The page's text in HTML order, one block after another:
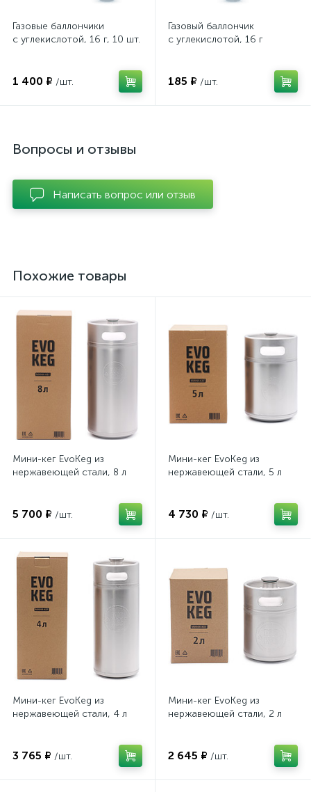
Газовые баллончики
с углекислотой, 16 г, 10 шт.
1 400 ₽ /шт.
Газовый баллончик
с углекислотой, 16 г
185 ₽ /шт.
Вопросы и отзывы
Написать вопрос или отзыв
Похожие товары
Мини-кег EvoKeg из
нержавеющей стали, 8 л
5 700 ₽ /шт.
Мини-кег EvoKeg из
нержавеющей стали, 5 л
4 730 ₽ /шт.
Мини-кег EvoKeg из
нержавеющей стали, 4 л
3 765 ₽ /шт.
Мини-кег EvoKeg из
нержавеющей стали, 2 л
2 645 ₽ /шт.